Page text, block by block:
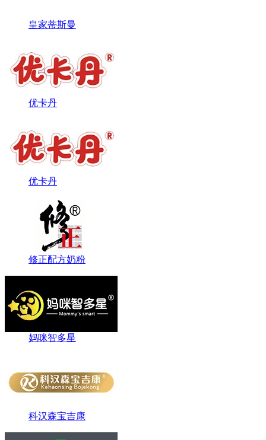
皇家蒂斯曼
优卡丹
优卡丹
修正配方奶粉
妈咪智多星
科汉森宝吉康